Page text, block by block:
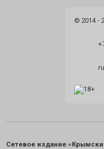
© 2014 -
Сетевое издание